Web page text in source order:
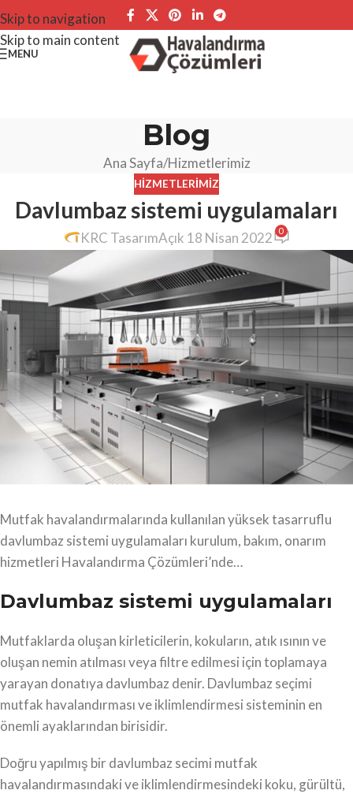
Skip to navigation
Skip to main content
MENU
Blog
Ana Sayfa Hizmetlerimiz
HIZMETLERIMIZ
Davlumbaz sistemi uygulamaları
KRC TasarımAçık 18 Nisan 2022 0
Mutfak havalandırmalarında kullanılan yüksek tasarruflu
davlumbaz sistemi uygulamaları kurulum, bakım, onarım
hizmetleri Havalandırma Çözümleri’nde…
Davlumbaz sistemi uygulamaları
Mutfaklarda oluşan kirleticilerin, kokuların, atık ısının ve
oluşan nemin atılması veya filtre edilmesi için toplamaya
yarayan donatıya davlumbaz denir. Davlumbaz seçimi
mutfak havalandırması ve iklimlendirmesi sisteminin en
önemli ayaklarından birisidir.
Doğru yapılmış bir davlumbaz secimi mutfak
havalandırmasındaki ve iklimlendirmesindeki koku, gürültü,